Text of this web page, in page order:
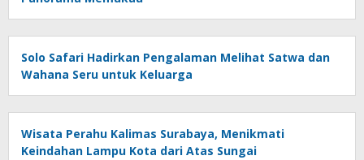
Solo Safari Hadirkan Pengalaman Melihat Satwa dan
Wahana Seru untuk Keluarga
Wisata Perahu Kalimas Surabaya, Menikmati
Keindahan Lampu Kota dari Atas Sungai